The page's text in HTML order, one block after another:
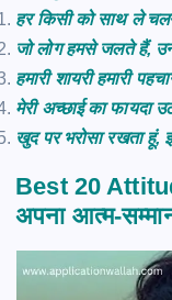
हर किसी को साथ ले
जो लोग हमसे जलते हैं,
हमारी शायरी हमारी
मेरी अच्छाई का फायदा
खुद पर भरोसा रखता हूं,
Best 20
अपना आत्म-